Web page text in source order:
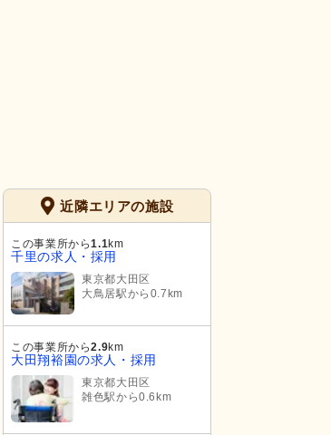
近隣エリアの施設
この事業所から1.1km
千里の求人・採用
東京都大田区
大鳥居駅から0.7km
この事業所から2.9km
大田翔裕園の求人・採用
東京都大田区
雑色駅から0.6km